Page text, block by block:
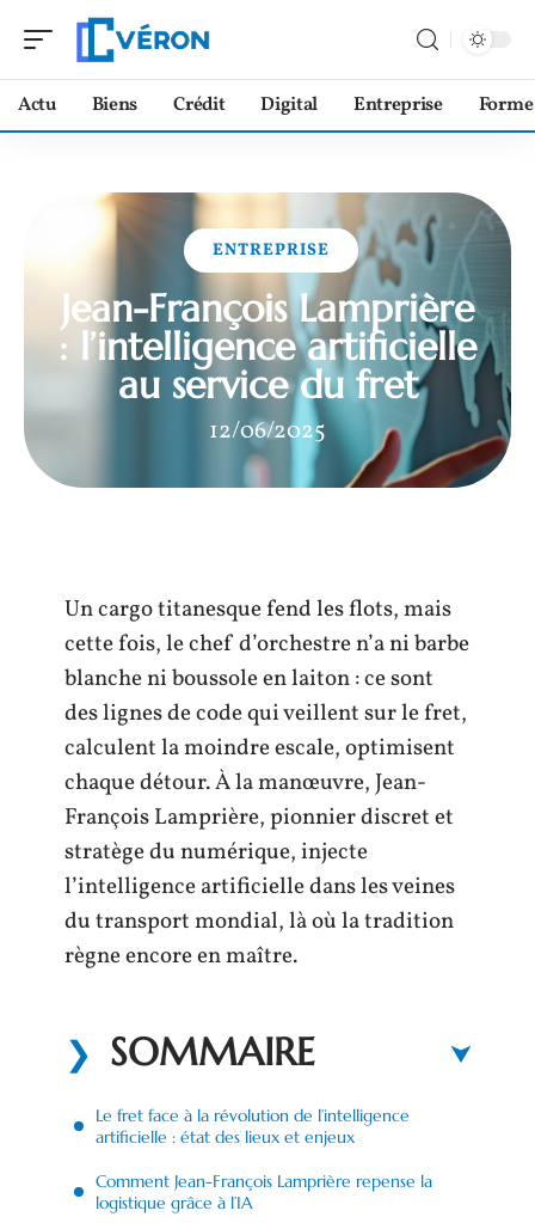
Actu Biens Crédit Digital Entreprise Forme
ENTREPRISE
Jean-François Lamprière
: l’intelligence artificielle
au service du fret
12/06/2025
Un cargo titanesque fend les flots, mais
cette fois, le chef d’orchestre n’a ni barbe
blanche ni boussole en laiton : ce sont
des lignes de code qui veillent sur le fret,
calculent la moindre escale, optimisent
chaque détour. À la manœuvre, Jean-
François Lamprière, pionnier discret et
stratège du numérique, injecte
l’intelligence artificielle dans les veines
du transport mondial, là où la tradition
règne encore en maître.
SOMMAIRE
Le fret face à la révolution de l’intelligence
artificielle : état des lieux et enjeux
Comment Jean-François Lamprière repense la
logistique grâce à l’IA